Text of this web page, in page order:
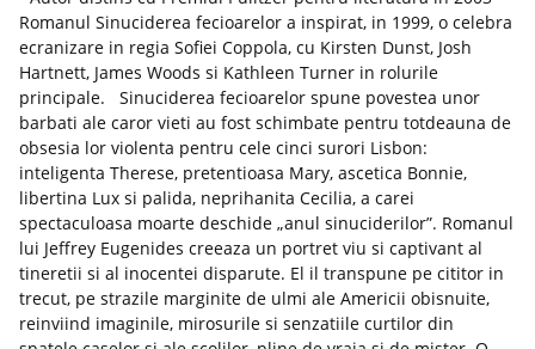
Romanul Sinuciderea fecioarelor a inspirat, in 1999, o celebra
ecranizare in regia Sofiei Coppola, cu Kirsten Dunst, Josh
Hartnett, James Woods si Kathleen Turner in rolurile
principale. Sinuciderea fecioarelor spune povestea unor
barbati ale caror vieti au fost schimbate pentru totdeauna de
obsesia lor violenta pentru cele cinci surori Lisbon:
inteligenta Therese, pretentioasa Mary, ascetica Bonnie,
libertina Lux si palida, neprihanita Cecilia, a carei
spectaculoasa moarte deschide „anul sinuciderilor”. Romanul
lui Jeffrey Eugenides creeaza un portret viu si captivant al
tineretii si al inocentei disparute. El il transpune pe cititor in
trecut, pe strazile marginite de ulmi ale Americii obisnuite,
reinviind imaginile, mirosurile si senzatiile curtilor din